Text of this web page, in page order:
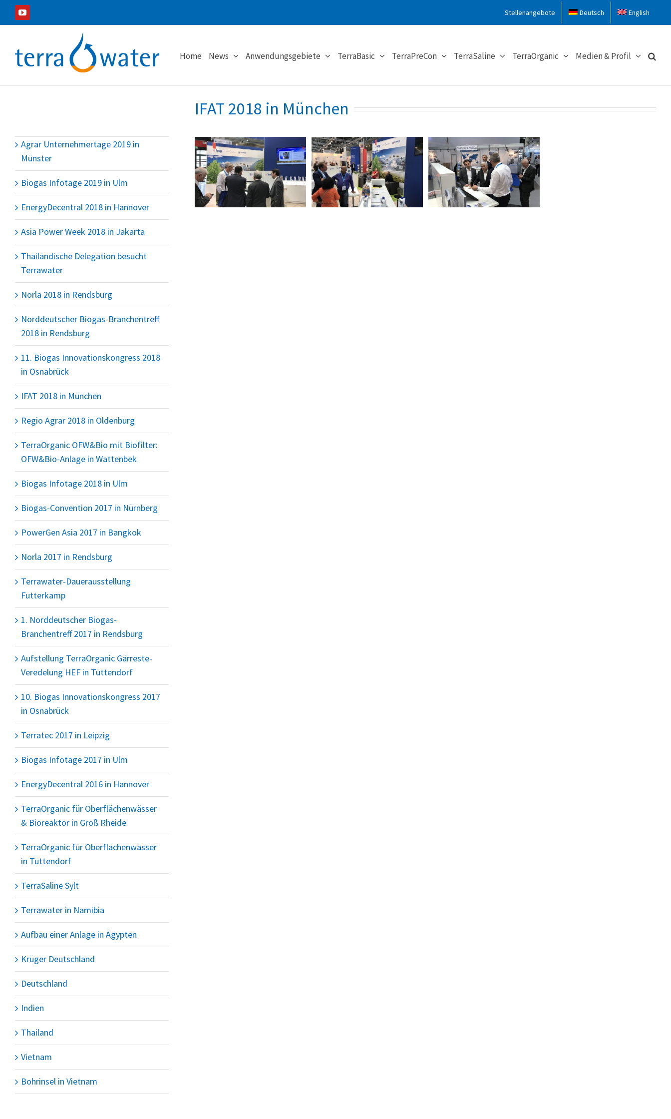
Zum
InhaltYouTube Stellenangebote Deutsch English
Home News Anwendungsgebiete TerraBasic TerraPreCon TerraSaline TerraOrganic Medien & Profil
Agrar Unternehmertage 2019 in
Münster
Biogas Infotage 2019 in Ulm
EnergyDecentral 2018 in Hannover
Asia Power Week 2018 in Jakarta
Thailändische Delegation besucht
Terrawater
Norla 2018 in Rendsburg
Norddeutscher Biogas-Branchentreff
2018 in Rendsburg
11. Biogas Innovationskongress 2018
in Osnabrück
IFAT 2018 in München
Regio Agrar 2018 in Oldenburg
TerraOrganic OFW&Bio mit Biofilter:
OFW&Bio-Anlage in Wattenbek
Biogas Infotage 2018 in Ulm
Biogas-Convention 2017 in Nürnberg
PowerGen Asia 2017 in Bangkok
Norla 2017 in Rendsburg
Terrawater-Dauerausstellung
Futterkamp
1. Norddeutscher Biogas-
Branchentreff 2017 in Rendsburg
Aufstellung TerraOrganic Gärreste-
Veredelung HEF in Tüttendorf
10. Biogas Innovationskongress 2017
in Osnabrück
Terratec 2017 in Leipzig
Biogas Infotage 2017 in Ulm
EnergyDecentral 2016 in Hannover
TerraOrganic für Oberflächenwässer
& Bioreaktor in Groß Rheide
TerraOrganic für Oberflächenwässer
in Tüttendorf
TerraSaline Sylt
Terrawater in Namibia
Aufbau einer Anlage in Ägypten
Krüger Deutschland
Deutschland
Indien
Thailand
Vietnam
Bohrinsel in Vietnam
IFAT 2018 in München